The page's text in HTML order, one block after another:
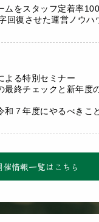
ムをスタッフ定着率
回復させた運営ノウハ
よる特別セミナー
最終チェックと新年度
和７年度にやるべきこ
催情報一覧はこちら